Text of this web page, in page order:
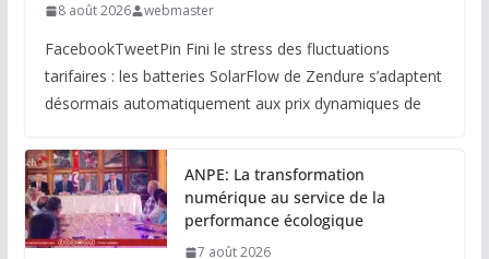
8 août 2026 webmaster
FacebookTweetPin Fini le stress des fluctuations
tarifaires : les batteries SolarFlow de Zendure s’adaptent
désormais automatiquement aux prix dynamiques de
ANPE: La transformation
numérique au service de la
performance écologique
7 août 2026